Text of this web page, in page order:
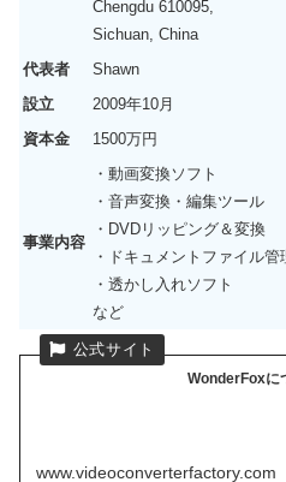
Chengdu 610095,
Sichuan, China
代表者
Shawn
設立
2009年10月
資本金
1500万円
事業内容
・動画変換ソフト
・音声変換・編集ツール
・DVDリッピング＆変換
・ドキュメントファイル管
・透かし入れソフト
など
WonderFoxに
www.videoconverterfactory.com